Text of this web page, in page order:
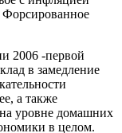
Форсированное
2006 -первой
в замедление
а также
уровне домашних
в целом.